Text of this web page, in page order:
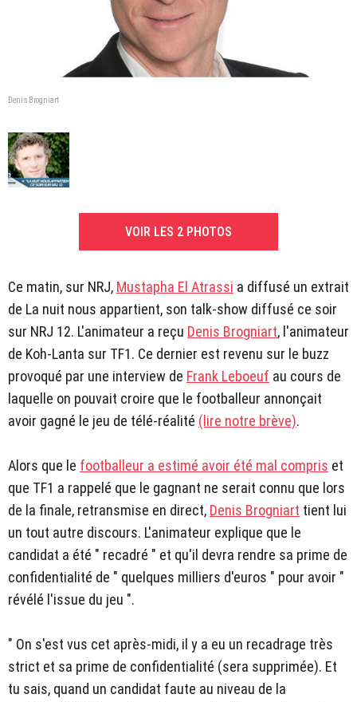
Denis Brogniart
VOIR LES 2 PHOTOS
Ce matin, sur NRJ, Mustapha El Atrassi a diffusé un extrait
de La nuit nous appartient, son talk-show diffusé ce soir
sur NRJ 12. L'animateur a reçu Denis Brogniart, l'animateur
de Koh-Lanta sur TF1. Ce dernier est revenu sur le buzz
provoqué par une interview de Frank Leboeuf au cours de
laquelle on pouvait croire que le footballeur annonçait
avoir gagné le jeu de télé-réalité (lire notre brève).
Alors que le footballeur a estimé avoir été mal compris et
que TF1 a rappelé que le gagnant ne serait connu que lors
de la finale, retransmise en direct, Denis Brogniart tient lui
un tout autre discours. L'animateur explique que le
candidat a été " recadré " et qu'il devra rendre sa prime de
confidentialité de " quelques milliers d'euros " pour avoir "
révélé l'issue du jeu ".
" On s'est vus cet après-midi, il y a eu un recadrage très
strict et sa prime de confidentialité (sera supprimée). Et
tu sais, quand un candidat faute au niveau de la